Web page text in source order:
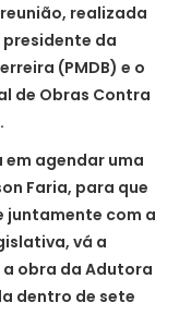
realizada
da
(PMDB) e o
de Obras Contra
em agendar uma
Faria, para que
juntamente com a
vá a
obra da Adutora
dentro de sete